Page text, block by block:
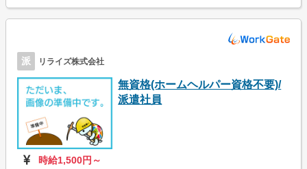
派 リライズ株式会社
無資格(ホームヘルパー資格不要)/
派遣社員
時給1,500円～